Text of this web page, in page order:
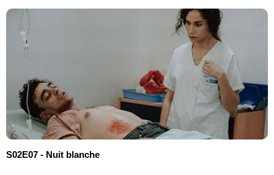
S02E07 - Nuit blanche